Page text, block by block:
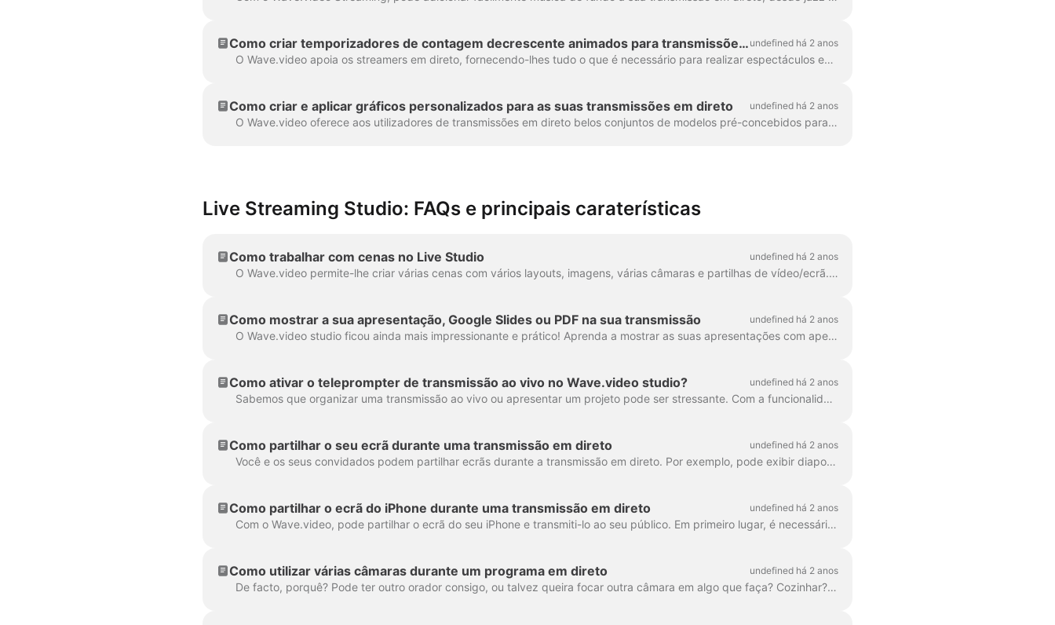
Como criar temporizadores de contagem decrescente animados para transmissões em direto undefined há 2 anos
O Wave.video apoia os streamers em direto, fornecendo-lhes tudo o que é necessário para realizar espectáculos em direto memoráveis. Com o editor do Wave.video, pode ...
Como criar e aplicar gráficos personalizados para as suas transmissões em direto undefined há 2 anos
O Wave.video oferece aos utilizadores de transmissões em direto belos conjuntos de modelos pré-concebidos para melhorar o aspeto visual dos seus espectáculos em direto. Cada estilo é composto de...
Live Streaming Studio: FAQs e principais caraterísticas
Como trabalhar com cenas no Live Studio undefined há 2 anos
O Wave.video permite-lhe criar várias cenas com vários layouts, imagens, várias câmaras e partilhas de vídeo/ecrã. Isto irá elevar o seu nível de...
Como mostrar a sua apresentação, Google Slides ou PDF na sua transmissão undefined há 2 anos
O Wave.video studio ficou ainda mais impressionante e prático! Aprenda a mostrar as suas apresentações com apenas alguns cliques. Pode fazer um webinar completo (para...
Como ativar o teleprompter de transmissão ao vivo no Wave.video studio? undefined há 2 anos
Sabemos que organizar uma transmissão ao vivo ou apresentar um projeto pode ser stressante. Com a funcionalidade de teleponto do Wave.video, diga adeus aos tropeções nas palavras, à perda de...
Como partilhar o seu ecrã durante uma transmissão em direto undefined há 2 anos
Você e os seus convidados podem partilhar ecrãs durante a transmissão em direto. Por exemplo, pode exibir diapositivos da apresentação ou mostrar o seu produto em tempo real....
Como partilhar o ecrã do iPhone durante uma transmissão em direto undefined há 2 anos
Com o Wave.video, pode partilhar o ecrã do seu iPhone e transmiti-lo ao seu público. Em primeiro lugar, é necessário transmitir o ecrã do telefone para o Mac. Pode ...
Como utilizar várias câmaras durante um programa em direto undefined há 2 anos
De facto, porquê? Pode ter outro orador consigo, ou talvez queira focar outra câmara em algo que faça? Cozinhar? Ou talvez a desempacotar um...